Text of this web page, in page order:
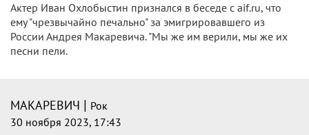
Актер Иван Охлобыстин признался в беседе с aif.ru, что
ему "чрезвычайно печально" за эмигрировавшего из
России Андрея Макаревича. "Мы же им верили, мы же их
песни пели.
МАКАРЕВИЧ | Рок
30 ноября 2023, 17:43